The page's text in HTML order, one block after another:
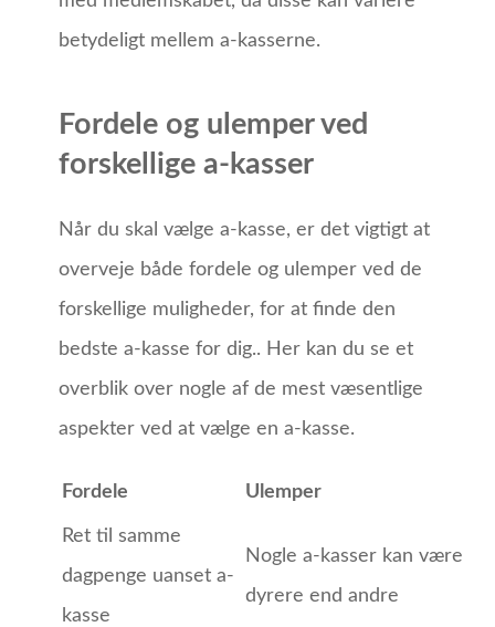
betydeligt mellem a-kasserne.
Fordele og ulemper ved
forskellige a-kasser
Når du skal vælge a-kasse, er det vigtigt at
overveje både fordele og ulemper ved de
forskellige muligheder, for at finde den
bedste a-kasse for dig.. Her kan du se et
overblik over nogle af de mest væsentlige
aspekter ved at vælge en a-kasse.
Fordele Ulemper
Ret til samme
dagpenge uanset a-
kasse
Nogle a-kasser kan være
dyrere end andre